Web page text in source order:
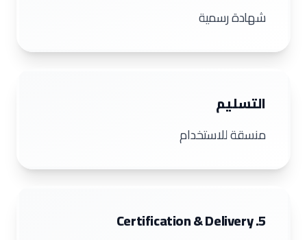
شهادة رسمية
التسليم
منسقة للاستخدام
5. Certification & Delivery